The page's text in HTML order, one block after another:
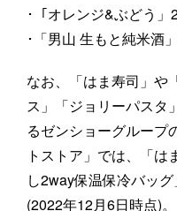
･「オレンジ&ぶどう」
･「男山 生もと純米酒
なお、「はま寿司」や
ス」「ジョリーパスタ
るゼンショーグループ
トストア」では、「は
し2way保温保冷バッ
(2022年12月6日時点)。